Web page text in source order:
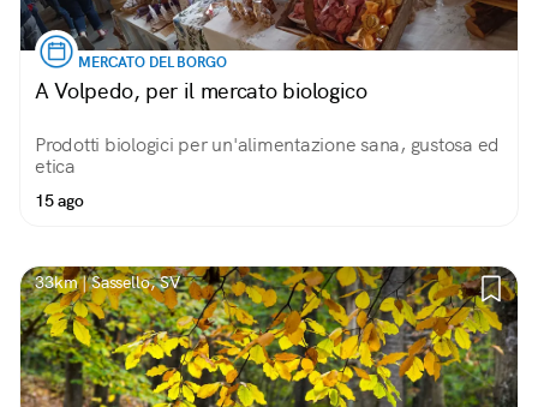
MERCATO DEL BORGO
A Volpedo, per il mercato biologico
Prodotti biologici per un'alimentazione sana, gustosa ed
etica
15 ago
33km | Sassello, SV